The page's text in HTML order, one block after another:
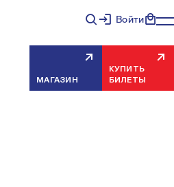
Войти
МАГАЗИН
КУПИТЬ
БИЛЕТЫ
обновить страницу через